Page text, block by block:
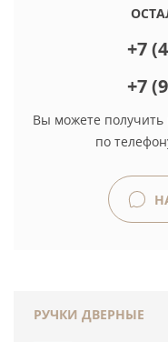
+7
+7
Вы можете получить
по
РУЧКИ ДВЕРНЫЕ